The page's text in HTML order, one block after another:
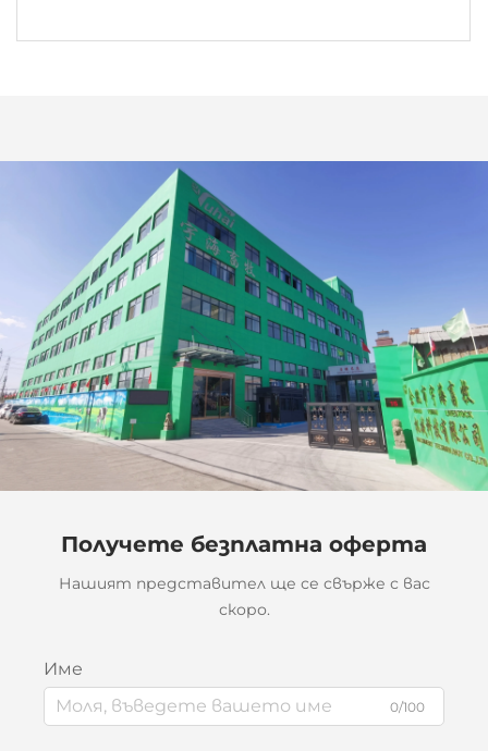
Получете безплатна оферта
Нашият представител ще се свърже с вас
скоро.
Име
0/100